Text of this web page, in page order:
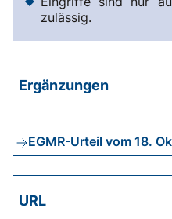
zulässig.
Ergänzungen
Das Prinzip der
privater Daten. Dies
Privatsphäre dar, der
Voraussetzungen
Sozialhilfeorgane sind
EGMR-Urteil vom 18.
URL